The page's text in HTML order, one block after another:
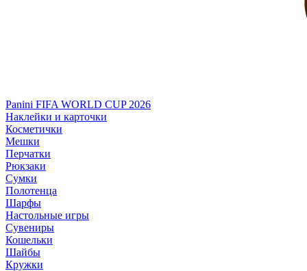
Panini FIFA WORLD CUP 2026
Наклейки и карточки
Косметички
Мешки
Перчатки
Рюкзаки
Сумки
Полотенца
Шарфы
Настольные игры
Сувениры
Кошельки
Шайбы
Кружки